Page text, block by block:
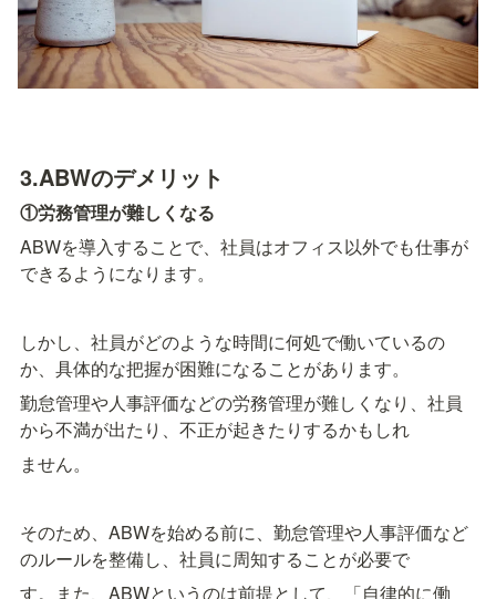
3.ABWのデメリット
①労務管理が難しくなる
ABWを導入することで、社員はオフィス以外でも仕事が
できるようになります。
しかし、社員がどのような時間に何処で働いているの
か、具体的な把握が困難になることがあります。
勤怠管理や人事評価などの労務管理が難しくなり、社員
から不満が出たり、不正が起きたりするかもしれ
ません。
そのため、ABWを始める前に、勤怠管理や人事評価など
のルールを整備し、社員に周知することが必要で
す。また、ABWというのは前提として、「自律的に働